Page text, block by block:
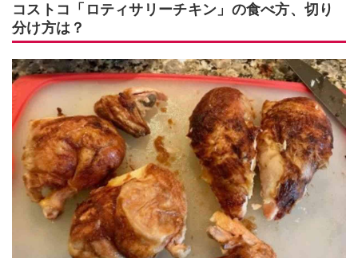
コストコ「ロティサリーチキン」の食べ方、切り
分け方は？